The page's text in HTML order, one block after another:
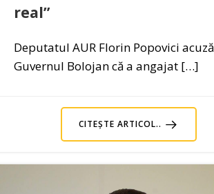
real”
Deputatul AUR Florin Popovici acuză
Guvernul Bolojan că a angajat […]
CITEȘTE ARTICOL..